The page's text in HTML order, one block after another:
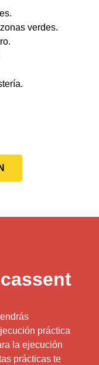
verdes.
práctica
la ejecución
prácticas te